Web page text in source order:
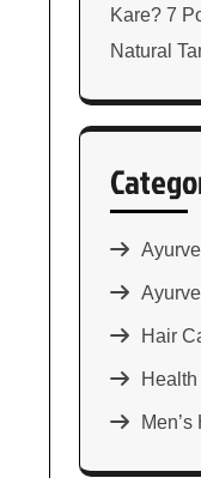
Kare? 7
Natural
Hair
Health
Men’s